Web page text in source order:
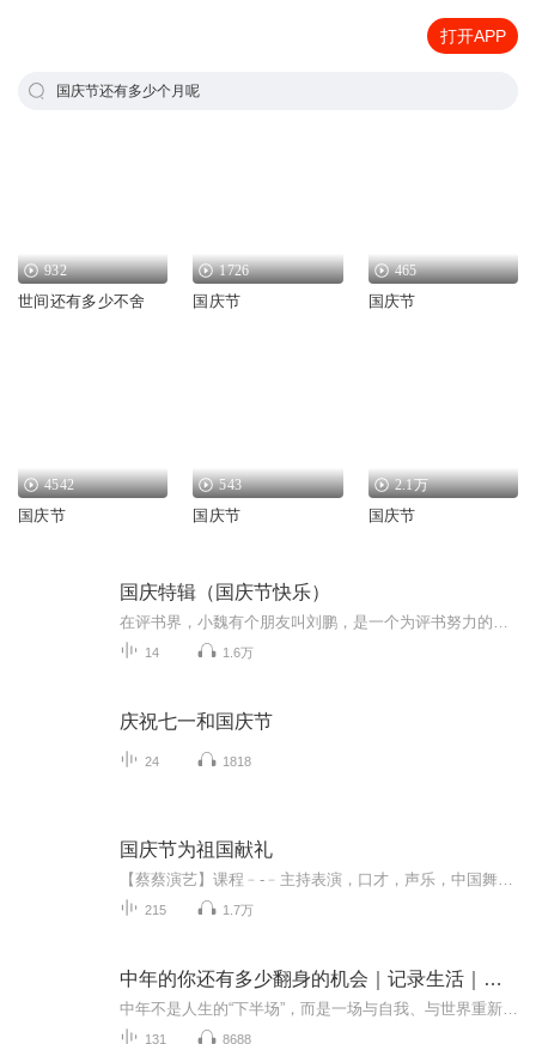
打开APP
国庆节还有多少个月呢
932
世间还有多少不舍
1726
国庆节
465
国庆节
4542
国庆节
543
国庆节
2.1万
国庆节
国庆特辑（国庆节快乐）
14 1.6万
庆祝七一和国庆节
24 1818
国庆节为祖国献礼
215 1.7万
中年的你还有多少翻身的机会｜记录生活｜心灵对话
131 8688